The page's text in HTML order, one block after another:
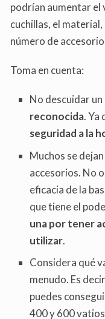
podrían aumentar el
cuchillas, el
número de
Toma en cuenta:
No descuidar
reconocida. Ya
seguridad a la
Muchos se
accesorios. No
eficacia de la
que tiene el
una por tener
utilizar.
Considera qué
menudo. Es
puedes
400 y 600